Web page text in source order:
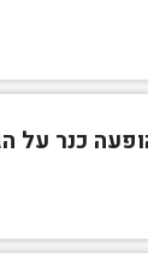
כנר על